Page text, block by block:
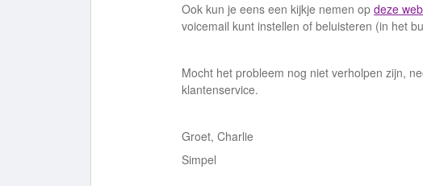
Ook kun je eens een kijkje nemen op deze
voicemail kunt instellen of beluisteren (in het
Mocht het probleem nog niet verholpen zijn,
klantenservice.
Groet, Charlie
Simpel